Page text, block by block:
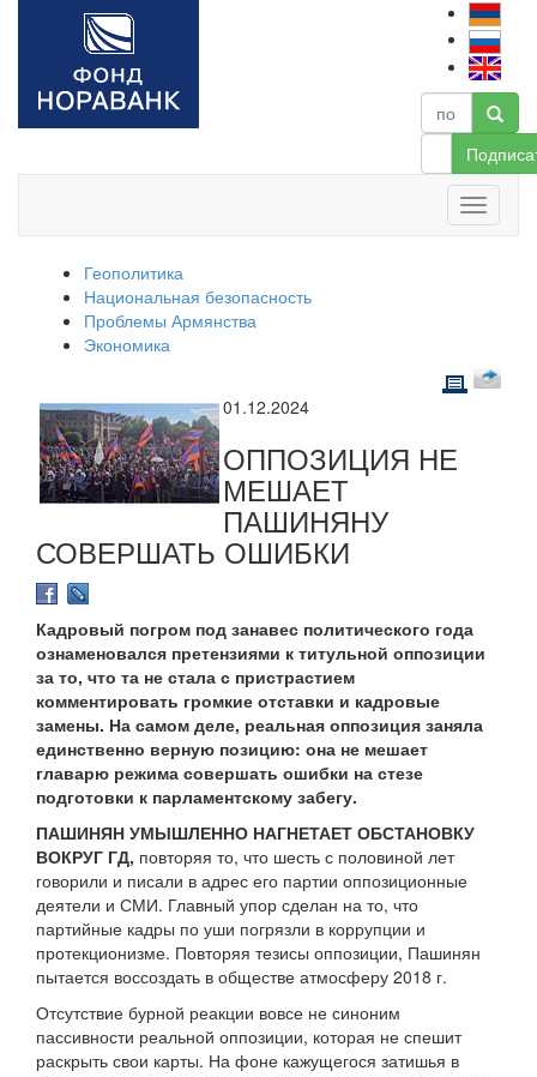
Геополитика
Национальная безопасность
Проблемы Армянства
Экономика
01.12.2024
ОППОЗИЦИЯ НЕ
МЕШАЕТ
ПАШИНЯНУ
СОВЕРШАТЬ ОШИБКИ
Кадровый погром под занавес политического года
ознаменовался претензиями к титульной оппозиции
за то, что та не стала с пристрастием
комментировать громкие отставки и кадровые
замены. На самом деле, реальная оппозиция заняла
единственно верную позицию: она не мешает
главарю режима совершать ошибки на стезе
подготовки к парламентскому забегу.
ПАШИНЯН УМЫШЛЕННО НАГНЕТАЕТ ОБСТАНОВКУ
ВОКРУГ ГД, повторяя то, что шесть с половиной лет
говорили и писали в адрес его партии оппозиционные
деятели и СМИ. Главный упор сделан на то, что
партийные кадры по уши погрязли в коррупции и
протекционизме. Повторяя тезисы оппозиции, Пашинян
пытается воссоздать в обществе атмосферу 2018 г.
Отсутствие бурной реакции вовсе не синоним
пассивности реальной оппозиции, которая не спешит
раскрыть свои карты. На фоне кажущегося затишья в